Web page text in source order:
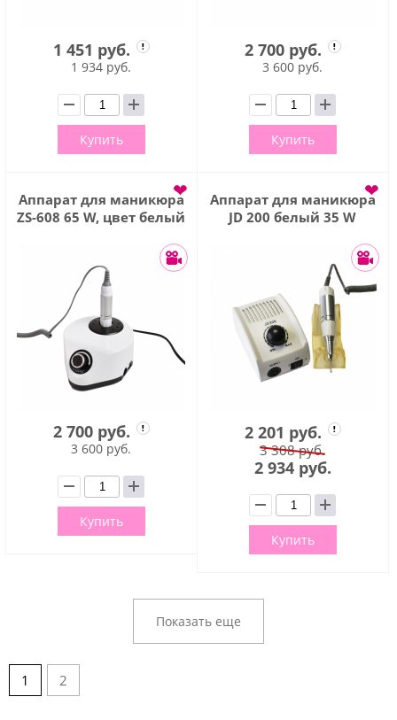
1 451 руб.
1 934 руб.
Купить
2 700 руб.
3 600 руб.
Купить
Аппарат для маникюра
ZS-608 65 W, цвет белый
❤
2 700 руб.
3 600 руб.
Купить
Аппарат для маникюра
JD 200 белый 35 W
❤
2 201 руб.
3 308 руб.
2 934 руб.
Купить
Показать еще
1 2